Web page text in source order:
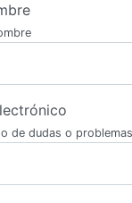
de dudas o problemas